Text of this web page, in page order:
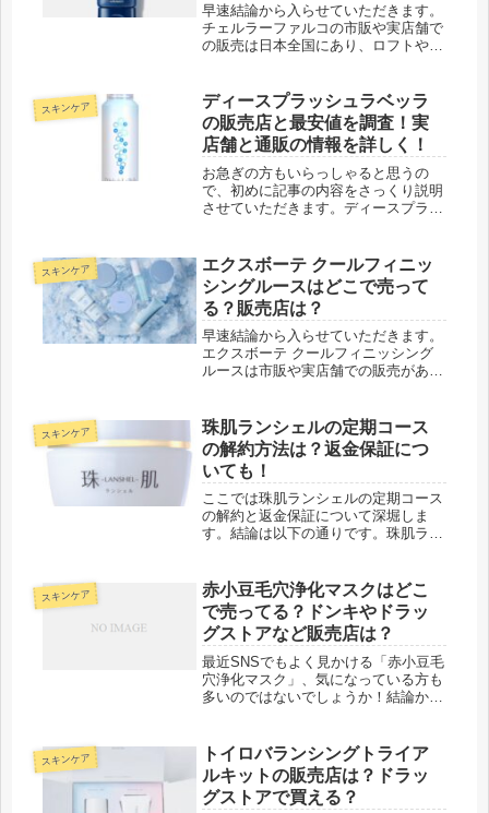
早速結論から入らせていただきます。
チェルラーファルコの市販や実店舗で
の販売は日本全国にあり、ロフトやマ
は、以下のリンクより詳細をご確認く
ださい。チェルラーシリーズの取扱店
につ...
スキンケア
ディースプラッシュラベッラ
の販売店と最安値を調査！実
店舗と通販の情報を詳しく！
お急ぎの方もいらっしゃると思うの
で、初めに記事の内容をさっくり説明
させていただきます。ディースプラッ
ていて、公式サイトが最安値となって
います。公式サイトの「3本セット」
を活...
スキンケア
エクスボーテ クールフィニッ
シングルースはどこで売って
る？販売店は？
早速結論から入らせていただきます。
エクスボーテ クールフィニッシング
ルースは市販や実店舗での販売があ
ではないようなので、購入を検討され
ている方は、こちらの取扱店をご確認
くだ...
スキンケア
珠肌ランシェルの定期コース
の解約方法は？返金保証につ
いても！
ここでは珠肌ランシェルの定期コース
の解約と返金保証について深堀しま
す。結論は以下の通りです。珠肌ラン
解約が可能！・しかも電話一つで解約
が可能・次回お届け予定日の10日前ま
で...
スキンケア
赤小豆毛穴浄化マスクはどこ
で売ってる？ドンキやドラッ
グストアなど販売店は？
最近SNSでもよく見かける「赤小豆毛
穴浄化マスク」、気になっている方も
多いのではないでしょうか！結論から
（ドン・キホーテ）の一部店舗や
@cosme STOREで見かけること...
スキンケア
トイロバランシングトライア
ルキットの販売店は？ドラッ
グストアで買える？